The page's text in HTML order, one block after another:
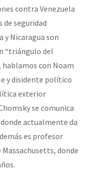
contra Venezuela
de seguridad
y Nicaragua son
“triángulo del
hablamos con Noam
y disidente político
exterior
se comunica
actualmente da
es profesor
donde